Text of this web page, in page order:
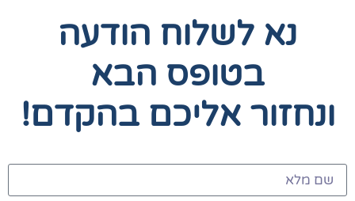
נא לשלוח הודעה
בטופס הבא
ונחזור אליכם בהקדם!